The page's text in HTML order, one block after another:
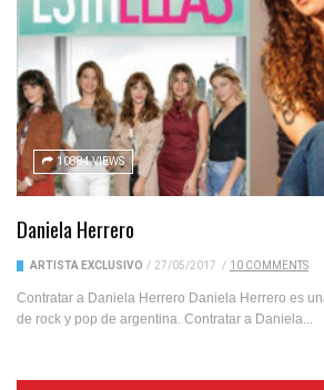
10884 VIEWS
Daniela Herrero
ARTISTA EXCLUSIVO / 27/05/2017 / 10 COMMENTS
Contratar a Daniela Herrero Daniela Herrero es
de rock y pop de argentina. Contratar a Daniela...